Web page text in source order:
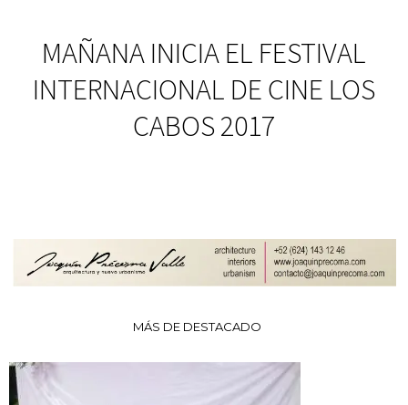
MAÑANA INICIA EL FESTIVAL
INTERNACIONAL DE CINE LOS
CABOS 2017
MÁS DE DESTACADO